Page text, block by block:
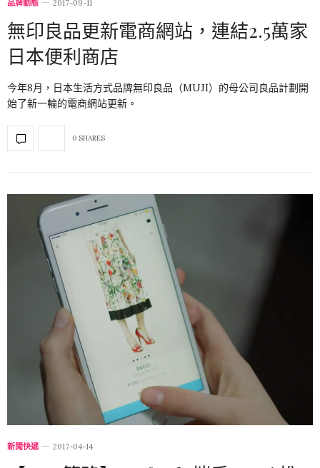
品牌動態 2017-09-11
無印良品更新電商網站，連結2.5萬家
日本便利商店
今年8月，日本生活方式品牌無印良品（MUJI）的母公司良品計劃開
始了新一輪的電商網站更新。
0 SHARES
新聞快遞 2017-04-14